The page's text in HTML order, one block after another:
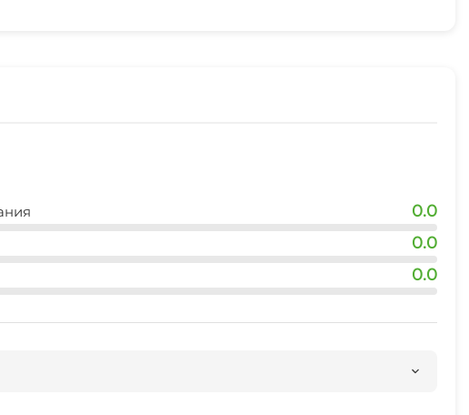
0.0
0.0
0.0